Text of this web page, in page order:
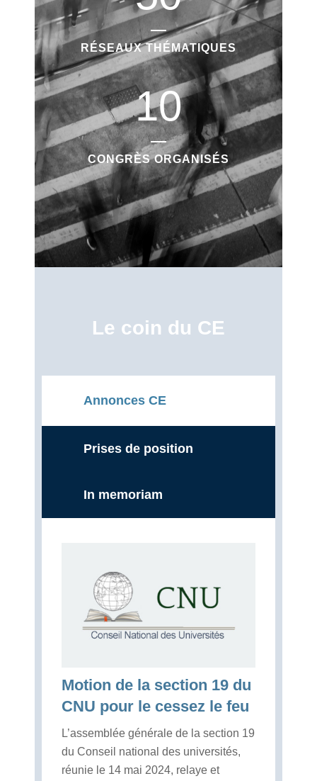
RÉSEAUX THÉMATIQUES
10
CONGRÈS ORGANISÉS
Le coin du CE
Annonces CE
Prises de position
In memoriam
Motion de la section 19 du
CNU pour le cessez le feu
L’assemblée générale de la section 19
du Conseil national des universités,
réunie le 14 mai 2024, relaye et